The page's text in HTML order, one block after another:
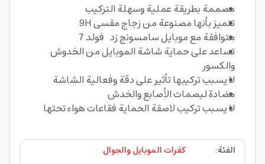
مصممة بطريقة عملية وسهلة التركيب
تتميز بأنها مصنوعة من زجاج مقسى 9H
متوافقة مع موبايل سامسونج زد فولد 7
تساعد على حماية شاشة الموبايل من الخدوش
والكسور
لا يسبب تركيبها تأثير على دقة وفعالية الشاشة
مضادة لبصمات الأصابع والخدش
لا يسبب تركيب لاصقة الحماية فقاعات هواء تحتها
الفئة:
كفرات الموبايل والجوال